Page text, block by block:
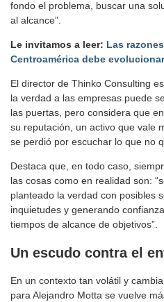
fondo el problema, buscar una
al alcance”.
Le invitamos a leer: Las
Centroamérica debe evolucionar
El director de Thinko Consulting
la verdad a las empresas puede
las puertas, pero considera que
su reputación, un activo que vale
se perdió por escuchar lo que no
Destaca que, en todo caso,
las cosas como en realidad son:
planteado la verdad con posibles
inquietudes y generando
tiempos de alcance de objetivos”.
Un escudo contra el
En un contexto tan volátil y
para Alejandro Motta se vuelve